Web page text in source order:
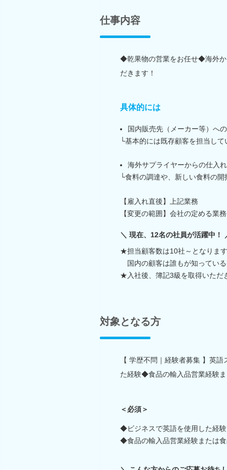
仕事内容
◆乾果物の営業をお任せ◆海外か
だきます！
具体的には
国内販売先（メーカー等）へ
└基本的には既存顧客を担当し
海外サプライヤーからの仕入れ
└食料の調達や、新しい食料の
【雇入れ直後】上記業務
【変更の範囲】会社の定める業
＼ 現在、12名の社員が活躍中！
★担当顧客数は10社～となりま
国内の顧客は誰もが知ってい
★入社後、簿記3級を取得いただ
対象となる方
【 学歴不問｜経験者募集 】英
た経験◆食品の輸入品営業経験
＜必須＞
◆ビジネスで英語を使用した経験
◆食品の輸入品営業経験または